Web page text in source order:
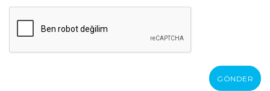
GÖNDER